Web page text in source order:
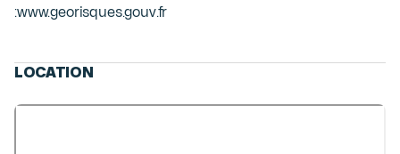
:www.georisques.gouv.fr
LOCATION